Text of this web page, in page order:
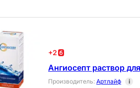
+2
Ангиосепт раствор
Производитель: Артлайф i